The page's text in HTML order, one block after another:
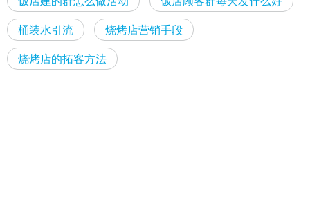
桶装水引流
烧烤店营销手段
烧烤店的拓客方法